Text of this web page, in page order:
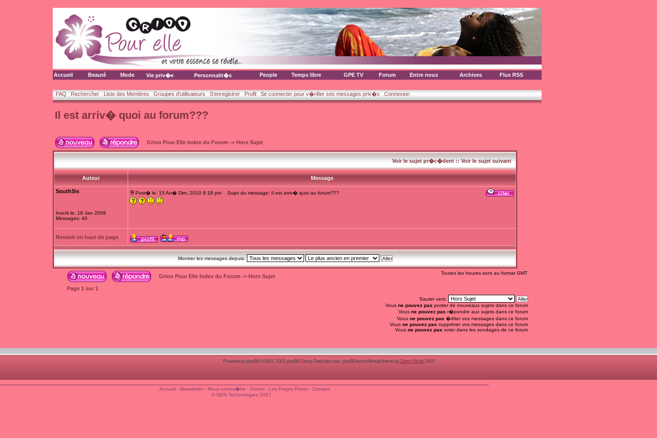
Accueil Beauté Mode Vie priv�e Personnalit�s People Temps libre GPE TV Forum Entre nous Archives Flux RSS
FAQ Rechercher Liste des Membres Groupes d'utilisateurs S'enregistrer Profil Se connecter pour v�rifier ses messages priv�s Connexion
Il est arriv� quoi au forum???
Grioo Pour Elle Index du Forum -> Hors Sujet
Voir le sujet pr�c�dent::Voir le sujet suivant
Auteur Message
SouthSis
Inscrit le: 16 Jan 2008
Messages: 40
Post� le: 15 Ao� Dim, 2010 8:18 pm Sujet du message: Il est arriv� quoi au forum???
Revenir en haut de page
Montrer les messages depuis:
Grioo Pour Elle Index du Forum -> Hors Sujet
Toutes les heures sont au format GMT
Page 1 sur 1
Sauter vers:
Vous ne pouvez pas poster de nouveaux sujets dans ce forum
Vous ne pouvez pas r�pondre aux sujets dans ce forum
Vous ne pouvez pas �diter vos messages dans ce forum
Vous ne pouvez pas supprimer vos messages dans ce forum
Vous ne pouvez pas voter dans les sondages de ce forum
Powered byphpBB© 2001, 2002 phpBB Group Traduction par :phpBB-fr.comAirhead theme byZarron Media2003
Accueil- Newsletter- Nous conna�tre - Forum- Les Pages Perso - Contact
© M2N Technologies 2007